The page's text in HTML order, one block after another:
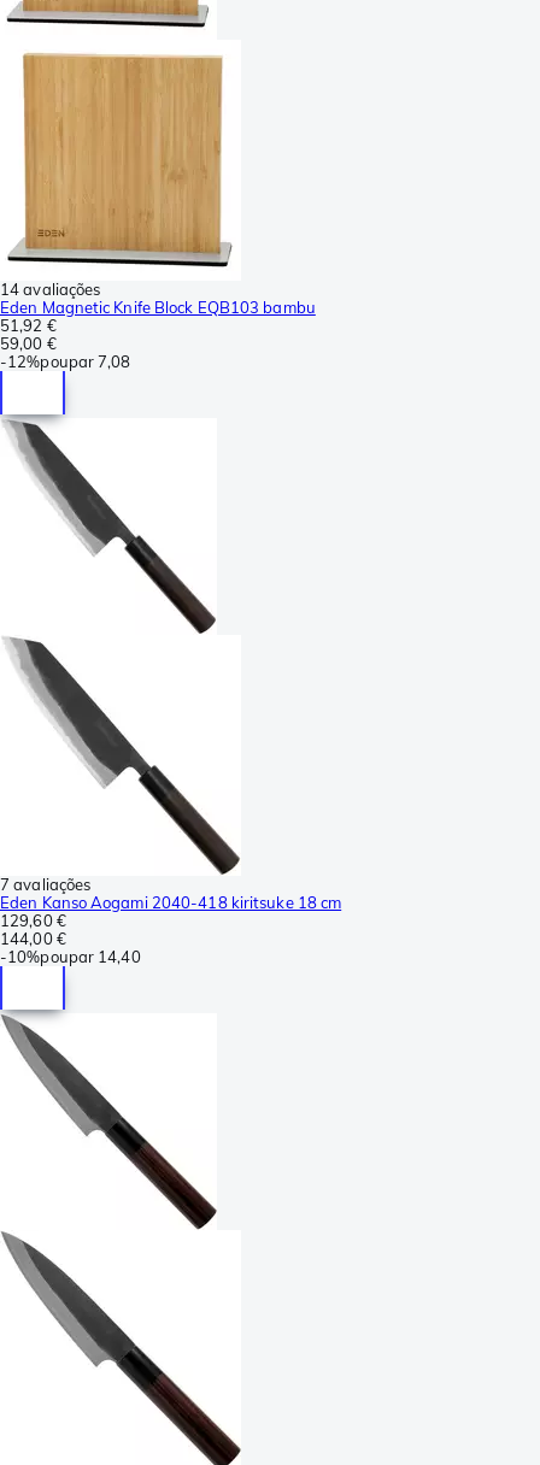
14 avaliações
Eden Magnetic Knife Block EQB103 bambu
51,92 €
59,00 €
-12%poupar7,08
7 avaliações
Eden Kanso Aogami 2040-418 kiritsuke 18 cm
129,60 €
144,00 €
-10%poupar 14,40